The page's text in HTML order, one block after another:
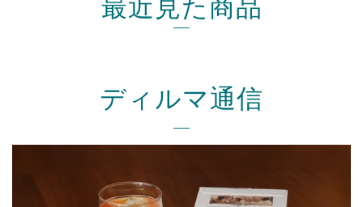
最近見た商品
ディルマ通信